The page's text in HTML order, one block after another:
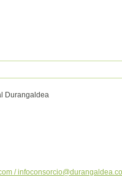
Durangaldea
/